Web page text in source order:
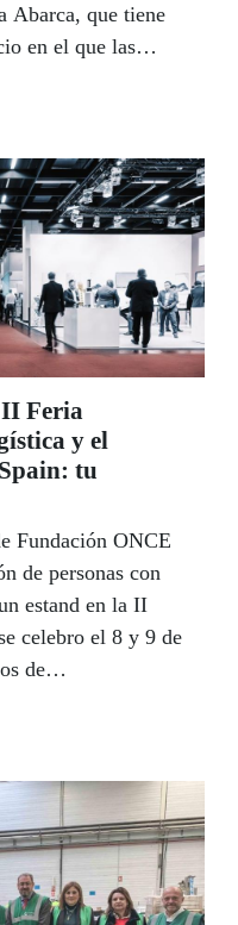
Abarca, que tiene
en el que las
Feria
y el
tu
Fundación ONCE
de personas con
estand en la II
celebro el 8 y 9 de
de